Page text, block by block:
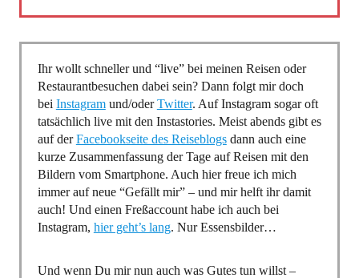
Ihr wollt schneller und “live” bei meinen Reisen oder
Restaurantbesuchen dabei sein? Dann folgt mir doch
bei Instagramund/oderTwitter. Auf Instagram sogar oft
tatsächlich live mit den Instastories. Meist abends gibt es
auf derFacebookseite des Reiseblogsdann auch eine
kurze Zusammenfassung der Tage auf Reisen mit den
Bildern vom Smartphone. Auch hier freue ich mich
immer auf neue “Gefällt mir” – und mir helft ihr damit
auch! Und einen Freßaccount habe ich auch bei
Instagram, hier geht’s lang. Nur Essensbilder…
Und wenn Du mir nun auch was Gutes tun willst –